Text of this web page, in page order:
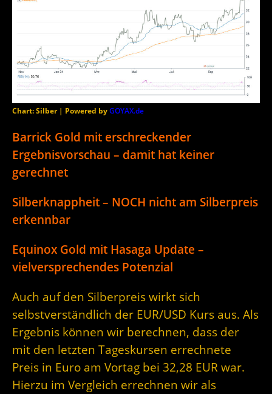
Chart: Silber | Powered byGOYAX.de
Barrick Gold mit erschreckender
Ergebnisvorschau – damit hat keiner
gerechnet
Silberknappheit – NOCH nicht am Silberpreis
erkennbar
Equinox Gold mit Hasaga Update –
vielversprechendes Potenzial
Auch auf den Silberpreis wirkt sich
selbstverständlich der EUR/USD Kurs aus. Als
Ergebnis können wir berechnen, dass der
mit den letzten Tageskursen errechnete
Preis in Euro am Vortag bei 32,28 EUR war.
Hierzu im Vergleich errechnen wir als